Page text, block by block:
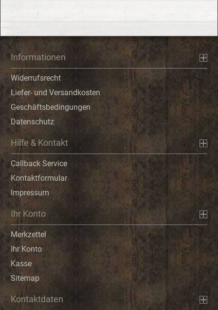
Informationen
Widerrufsrecht
Liefer- und Versandkosten
Geschäftsbedingungen
Datenschutz
Hilfe & Kontakt
Callback Service
Kontaktformular
Impressum
Ihr Konto
Merkzettel
Ihr Konto
Kasse
Sitemap
Kontaktdaten